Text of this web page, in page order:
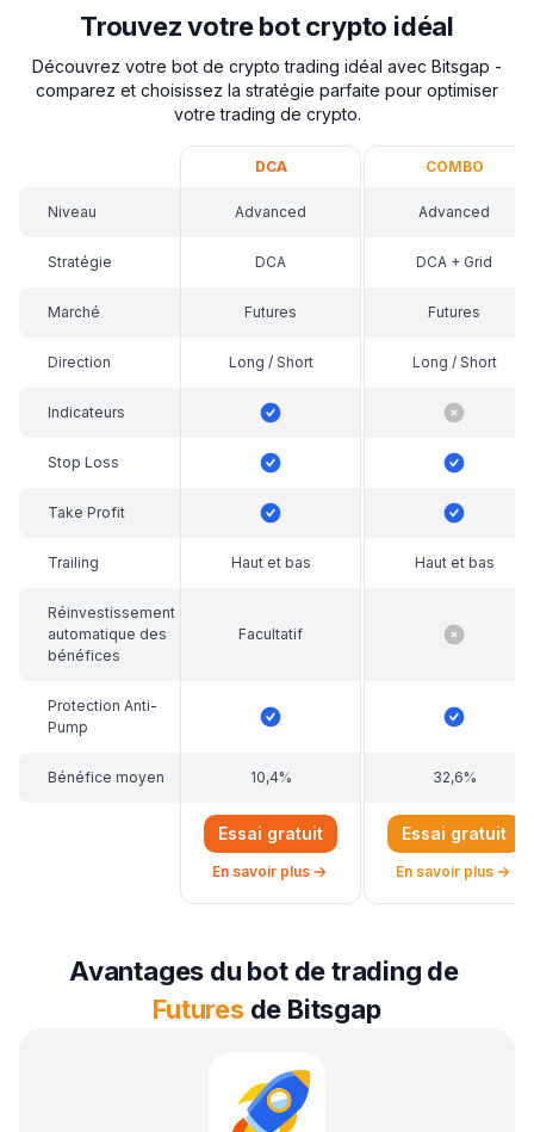
Trouvez votre bot crypto idéal
Découvrez votre bot de crypto trading idéal avec Bitsgap -
comparez et choisissez la stratégie parfaite pour optimiser
votre trading de crypto.
DCA COMBO
Niveau Advanced Advanced
Stratégie DCA DCA + Grid
Marché Futures Futures
Direction Long / Short Long / Short
Indicateurs
Stop Loss
Take Profit
Trailing Haut et bas Haut et bas
Réinvestissement
automatique des
bénéfices
Facultatif
Protection Anti-
Pump
Bénéfice moyen 10,4% 32,6%
Essai gratuit
En savoir plus
sur le bot de trading DCA Futures
Essai gratuit
En savoir plus
sur le bot de
Avantages du bot de trading de
Futuresde Bitsgap